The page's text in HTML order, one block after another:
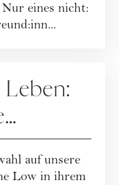
eines nicht:
ist
auf unsere
Low in ihrem